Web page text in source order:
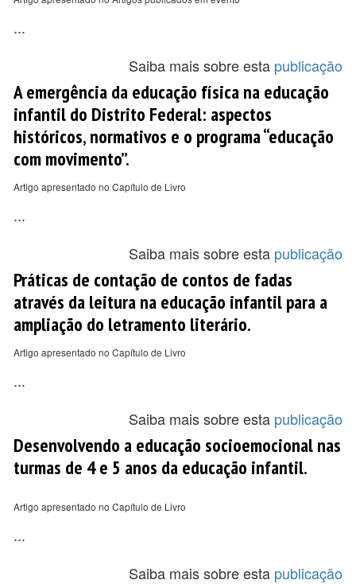
...
Saiba mais sobre esta publicação
A emergência da educação física na educação
infantil do Distrito Federal: aspectos
históricos, normativos e o programa “educação
com movimento”.
Artigo apresentado no Capítulo de Livro
...
Saiba mais sobre esta publicação
Práticas de contação de contos de fadas
através da leitura na educação infantil para a
ampliação do letramento literário.
Artigo apresentado no Capítulo de Livro
...
Saiba mais sobre esta publicação
Desenvolvendo a educação socioemocional nas
turmas de 4 e 5 anos da educação infantil.
Artigo apresentado no Capítulo de Livro
...
Saiba mais sobre esta publicação